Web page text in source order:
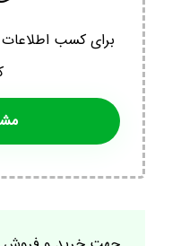
برای کسب اطلاعات